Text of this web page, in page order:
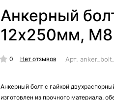
Анкерный
12х250мм, М8
0 Нет отзывов Арт.
Анкерный болт с гайкой
изготовлен из прочного материала,